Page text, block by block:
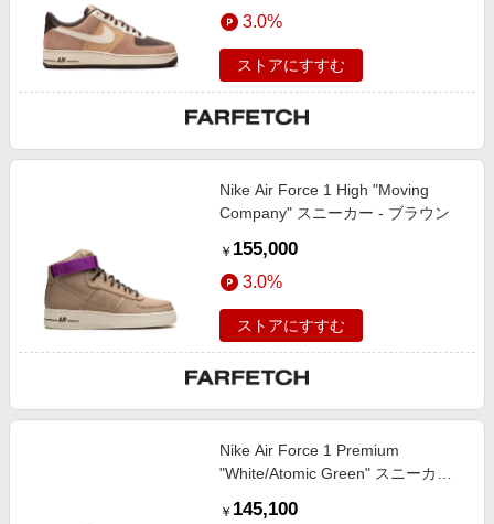
3.0%
ストアにすすむ
Nike Air Force 1 High "Moving
Company" スニーカー - ブラウン
￥ 155,000
3.0%
ストアにすすむ
Nike Air Force 1 Premium
"White/Atomic Green" スニーカー -
￥ 145,100